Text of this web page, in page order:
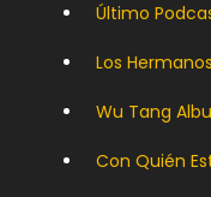
Último
Los
Wu Tang
Con Quién